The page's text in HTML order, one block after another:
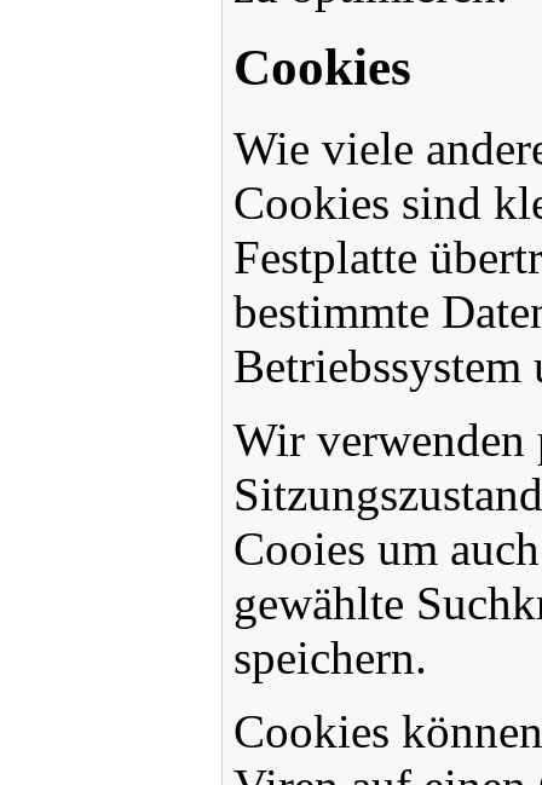
Cookies
Wie viele
Cookies sind
Festplatte
bestimmte
Wir verwenden
Cooies um
gewählte
speichern.
Cookies